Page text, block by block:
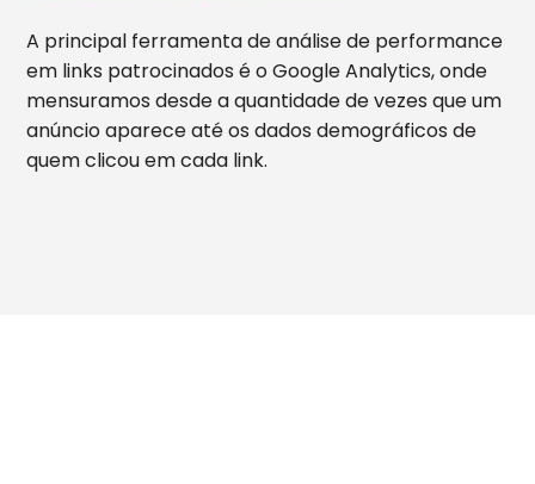
A principal ferramenta de análise de performance
em links patrocinados é o Google Analytics, onde
mensuramos desde a quantidade de vezes que um
anúncio aparece até os dados demográficos de
quem clicou em cada link.